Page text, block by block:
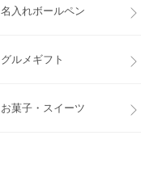
名入れボールペン
グルメギフト
お菓子・スイーツ